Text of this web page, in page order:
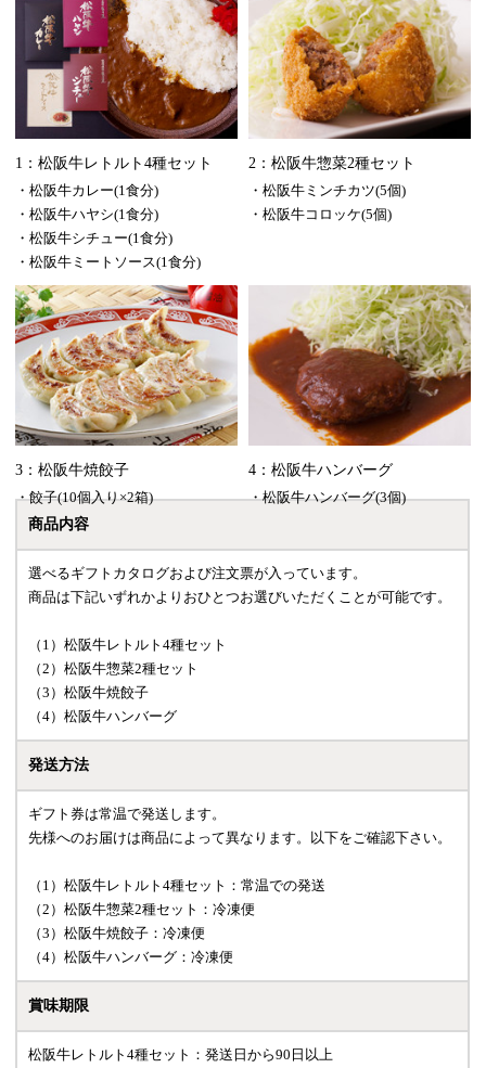
1：松阪牛レトルト4種セット
・松阪牛カレー(1食分)
・松阪牛ハヤシ(1食分)
・松阪牛シチュー(1食分)
・松阪牛ミートソース(1食分)
2：松阪牛惣菜2種セット
・松阪牛ミンチカツ(5個)
・松阪牛コロッケ(5個)
3：松阪牛焼餃子
・餃子(10個入り×2箱)
4：松阪牛ハンバーグ
・松阪牛ハンバーグ(3個)
商品内容
選べるギフトカタログおよび注文票が入っています。
商品は下記いずれかよりおひとつお選びいただくことが可能です。
（1）松阪牛レトルト4種セット
（2）松阪牛惣菜2種セット
（3）松阪牛焼餃子
（4）松阪牛ハンバーグ
発送方法
ギフト券は常温で発送します。
先様へのお届けは商品によって異なります。以下をご確認下さい。
（1）松阪牛レトルト4種セット：常温での発送
（2）松阪牛惣菜2種セット：冷凍便
（3）松阪牛焼餃子：冷凍便
（4）松阪牛ハンバーグ：冷凍便
賞味期限
松阪牛レトルト4種セット：発送日から90日以上